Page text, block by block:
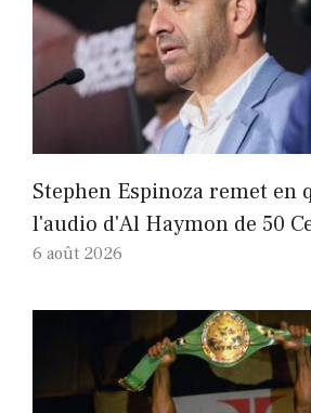
Stephen Espinoza remet en
l'audio d'Al Haymon de 50
6 août 2026